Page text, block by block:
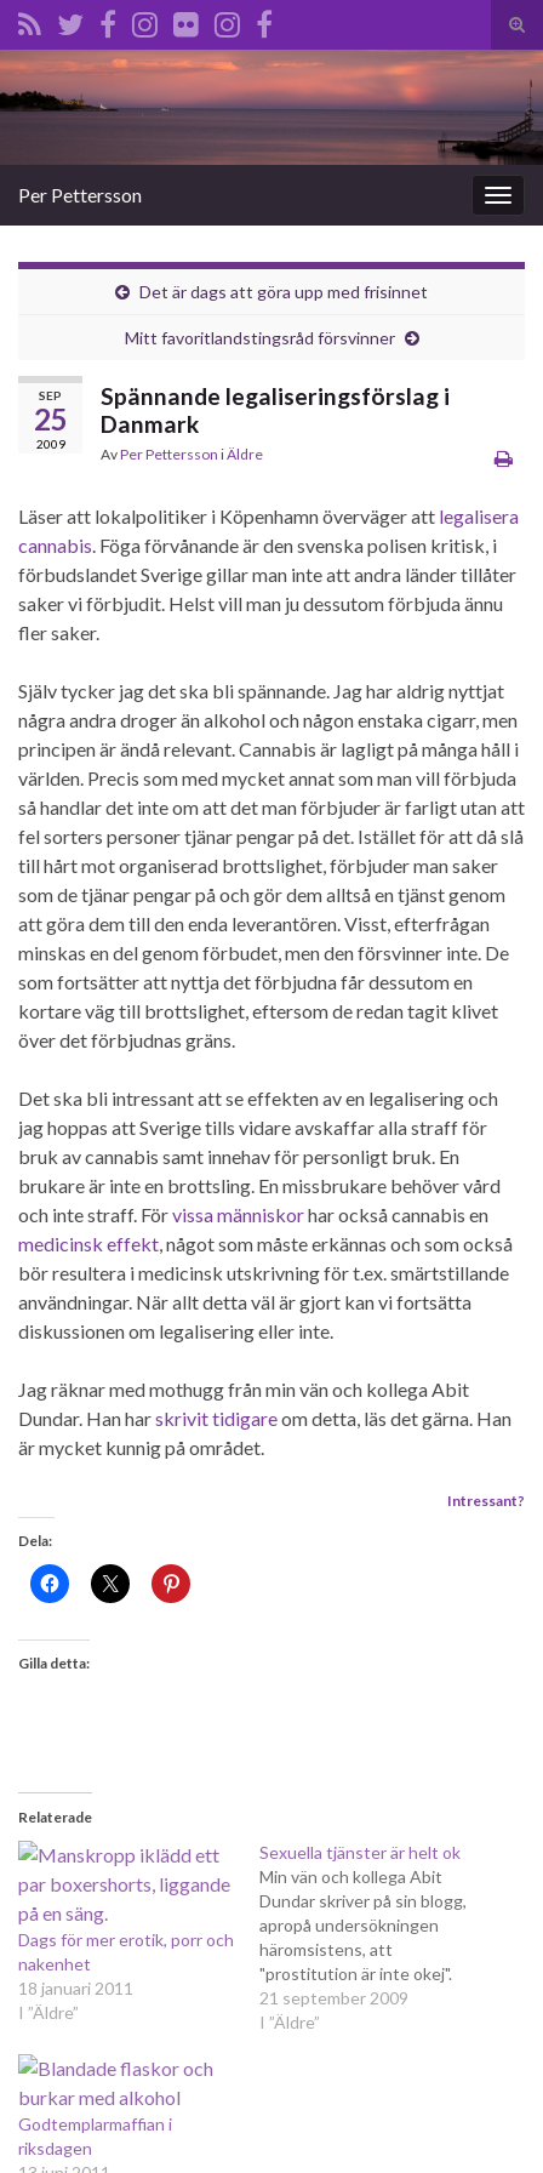
Slå
på/
Search for:
Slå
på/av
Per Pettersson
Det är dags att göra upp med frisinnet
Mitt favoritlandstingsråd försvinner
SEP
25
2009
Spännande legaliseringsförslag i
Danmark
AvPer Pettersson iÄldre
Läser att lokalpolitiker i Köpenhamn överväger att legalisera
cannabis. Föga förvånande är den svenska polisen kritisk, i
förbudslandet Sverige gillar man inte att andra länder tillåter
saker vi förbjudit. Helst vill man ju dessutom förbjuda ännu
fler saker.
Själv tycker jag det ska bli spännande. Jag har aldrig nyttjat
några andra droger än alkohol och någon enstaka cigarr, men
principen är ändå relevant. Cannabis är lagligt på många håll i
världen. Precis som med mycket annat som man vill förbjuda
så handlar det inte om att det man förbjuder är farligt utan att
fel sorters personer tjänar pengar på det. Istället för att då slå
till hårt mot organiserad brottslighet, förbjuder man saker
som de tjänar pengar på och gör dem alltså en tjänst genom
att göra dem till den enda leverantören. Visst, efterfrågan
minskas en del genom förbudet, men den försvinner inte. De
som fortsätter att nyttja det förbjudna får dessutom en
kortare väg till brottslighet, eftersom de redan tagit klivet
över det förbjudnas gräns.
Det ska bli intressant att se effekten av en legalisering och
jag hoppas att Sverige tills vidare avskaffar alla straff för
bruk av cannabis samt innehav för personligt bruk. En
brukare är inte en brottsling. En missbrukare behöver vård
och inte straff. Förvissa människorhar också cannabis en
medicinsk effekt, något som måste erkännas och som också
bör resultera i medicinsk utskrivning för t.ex. smärtstillande
användningar. När allt detta väl är gjort kan vi fortsätta
diskussionen om legalisering eller inte.
Jag räknar med mothugg från min vän och kollega Abit
Dundar. Han harskrivit tidigareom detta, läs det gärna. Han
är mycket kunnig på området.
Intressant?
Dela:
Gilla detta:
Relaterade
Dags för mer erotik, porr och
nakenhet
18 januari 2011
I ”Äldre”
Sexuella tjänster är helt ok
Min vän och kollega Abit
Dundar skriver på sin blogg,
apropå undersökningen
häromsistens, att
"prostitution är inte okej".
Abit och jag har då och då
intressanta diskussioner om
21 september 2009
I ”Äldre”
Godtemplarmaffian i
riksdagen